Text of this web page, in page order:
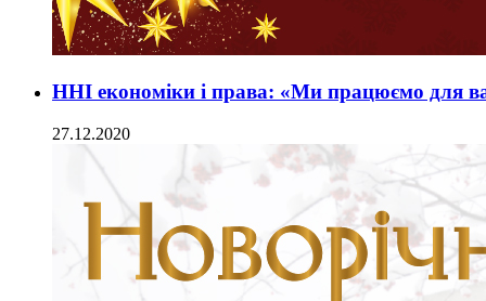
ННІ економіки і права: «Ми працюємо для
27.12.2020